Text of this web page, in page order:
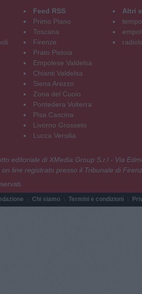
Feed RSS
Primo Piano
Toscana
Firenze
Prato Pistoia
Empolese Valdelsa
Chianti Valdelsa
Siena Arezzo
Zona del Cuoio
Pontedera Volterra
Pisa Cascina
Livorno Grosseto
Lucca Versilia
Altri
editoriale di XMedia Group S.r.l - Via
line registrato presso il Tribunale di
Chi siamo Termini e condizioni